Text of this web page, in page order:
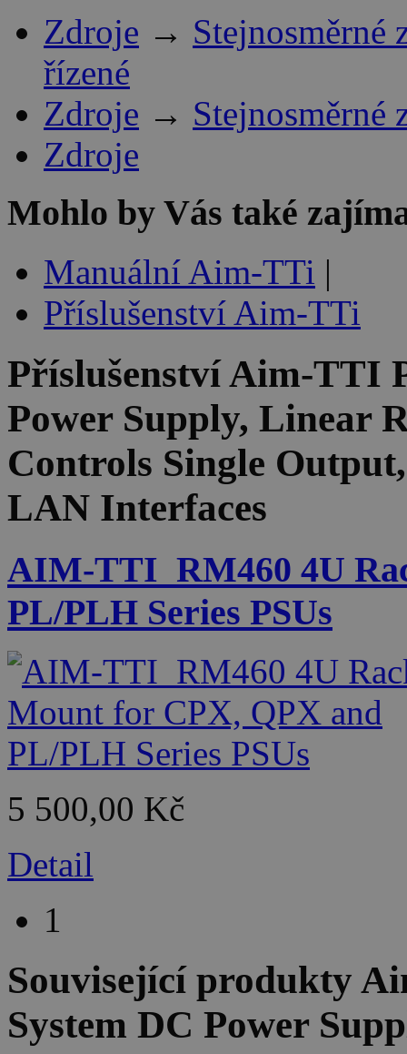
Zdroje →
řízené
Zdroje →
Zdroje
Mohlo by Vás také
Manuální Aim-TTi |
Příslušenství Aim-TTi
PříslušenstvíAim-TTI
Power Supply, Linear
Controls Single
LAN Interfaces
AIM-TTI_RM460 4U
PL/PLH Series PSUs
5 500,00 Kč
Detail
1
Související produkty
System DC Power